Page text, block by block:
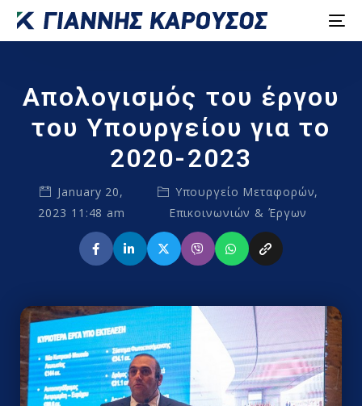
Απολογισμός του έργου
του Υπουργείου για το
2020-2023
January 20,
2023 11:48 am
Υπουργείο Μεταφορών,
Επικοινωνιών & Έργων